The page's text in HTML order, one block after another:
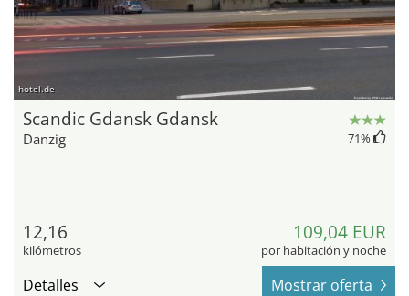
hotel.de
Scandic Gdansk Gdansk
Danzig 71%
12,16
kilómetros
109,04 EUR
por habitación y noche
Detalles Mostrar oferta